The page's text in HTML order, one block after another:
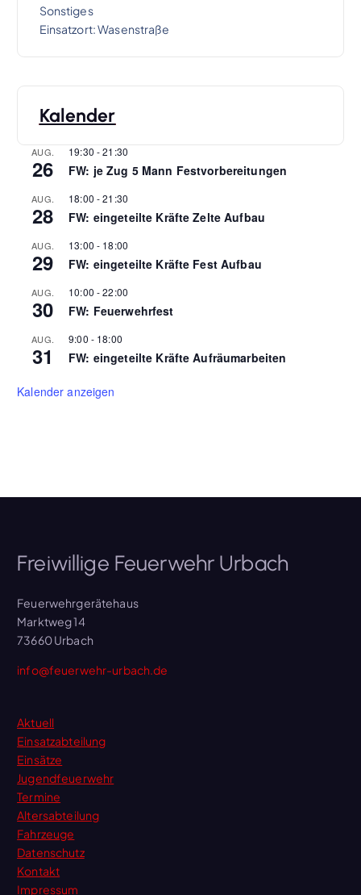
Sonstiges
Einsatzort: Wasenstraße
Kalender
AUG.
26
19:30 -21:30
FW: je Zug 5 Mann Festvorbereitungen
AUG.
28
18:00 -21:30
FW: eingeteilte Kräfte Zelte Aufbau
AUG.
29
13:00 - 18:00
FW: eingeteilte Kräfte Fest Aufbau
AUG.
30
10:00 -22:00
FW: Feuerwehrfest
AUG.
31
9:00 - 18:00
FW: eingeteilte Kräfte Aufräumarbeiten
Kalender anzeigen
Freiwillige Feuerwehr Urbach
Feuerwehrgerätehaus
Marktweg 14
73660 Urbach
info@feuerwehr-urbach.de
Aktuell
Einsatzabteilung
Einsätze
Jugendfeuerwehr
Termine
Altersabteilung
Fahrzeuge
Datenschutz
Kontakt
Impressum